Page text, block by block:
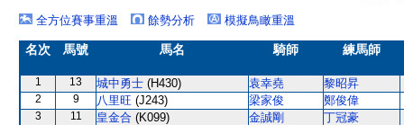
全方位賽事重溫
餘勢分析 模擬鳥瞰重溫
名次 馬號 馬名 騎師 練馬師
1 13 城中勇士 (H430) 袁幸堯 黎昭昇
2 9 八里旺 (J243) 梁家俊 鄭俊偉
3 11 皇金合 (K099) 金誠剛 丁冠豪